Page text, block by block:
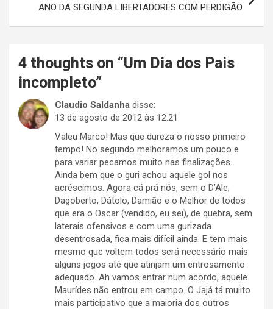
ANO DA SEGUNDA LIBERTADORES COM PERDIGÃO
4 thoughts on “Um Dia dos Pais
incompleto”
Claudio Saldanha disse:
13 de agosto de 2012 às 12:21
Valeu Marco! Mas que dureza o nosso primeiro
tempo! No segundo melhoramos um pouco e
para variar pecamos muito nas finalizações.
Ainda bem que o guri achou aquele gol nos
acréscimos. Agora cá prá nós, sem o D’Ale,
Dagoberto, Dátolo, Damião e o Melhor de todos
que era o Oscar (vendido, eu sei), de quebra, sem
laterais ofensivos e com uma gurizada
desentrosada, fica mais difícil ainda. E tem mais
mesmo que voltem todos será necessário mais
alguns jogos até que atinjam um entrosamento
adequado. Ah vamos entrar num acordo, aquele
Maurídes não entrou em campo. O Jajá tá muiito
mais participativo que a maioria dos outros